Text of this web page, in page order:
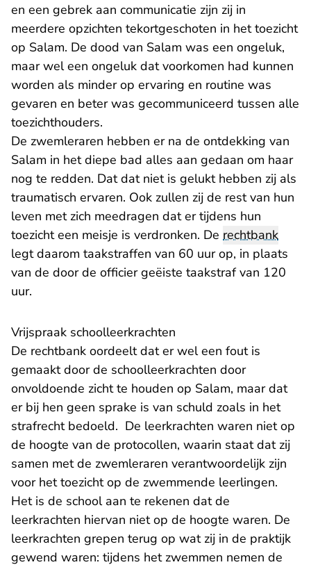
en een gebrek aan communicatie zijn zij in
meerdere opzichten tekortgeschoten in het toezicht
op Salam. De dood van Salam was een ongeluk,
maar wel een ongeluk dat voorkomen had kunnen
worden als minder op ervaring en routine was
gevaren en beter was gecommuniceerd tussen alle
toezichthouders.
De zwemleraren hebben er na de ontdekking van
Salam in het diepe bad alles aan gedaan om haar
nog te redden. Dat dat niet is gelukt hebben zij als
traumatisch ervaren. Ook zullen zij de rest van hun
leven met zich meedragen dat er tijdens hun
toezicht een meisje is verdronken. De rechtbank
legt daarom taakstraffen van 60 uur op, in plaats
van de door de officier geëiste taakstraf van 120
uur.
Vrijspraak schoolleerkrachten
De rechtbank oordeelt dat er wel een fout is
gemaakt door de schoolleerkrachten door
onvoldoende zicht te houden op Salam, maar dat
er bij hen geen sprake is van schuld zoals in het
strafrecht bedoeld. De leerkrachten waren niet op
de hoogte van de protocollen, waarin staat dat zij
samen met de zwemleraren verantwoordelijk zijn
voor het toezicht op de zwemmende leerlingen.
Het is de school aan te rekenen dat de
leerkrachten hiervan niet op de hoogte waren. De
leerkrachten grepen terug op wat zij in de praktijk
gewend waren: tijdens het zwemmen nemen de